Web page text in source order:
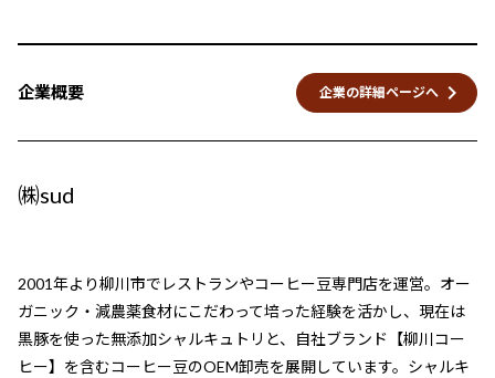
企業概要 企業の詳細ページへ keyboard_arrow_right
㈱sud
2001年より柳川市でレストランやコーヒー豆専門店を運営。オー
ガニック・減農薬食材にこだわって培った経験を活かし、現在は
黒豚を使った無添加シャルキュトリと、自社ブランド【柳川コー
ヒー】を含むコーヒー豆のOEM卸売を展開しています。シャルキ